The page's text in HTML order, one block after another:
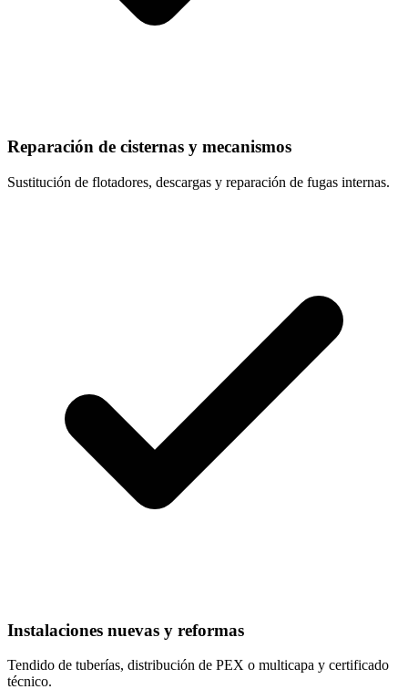
Reparación de cisternas y mecanismos
Sustitución de flotadores, descargas y reparación de fugas internas.
Instalaciones nuevas y reformas
Tendido de tuberías, distribución de PEX o multicapa y certificado
técnico.